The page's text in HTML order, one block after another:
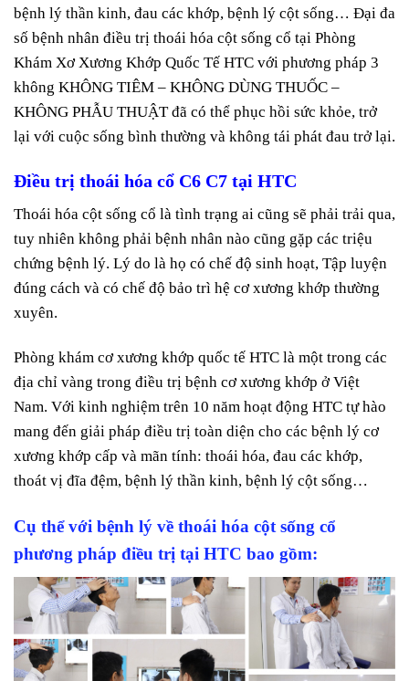
bệnh lý thần kinh, đau các khớp, bệnh lý cột sống… Đại đa
số bệnh nhân điều trị thoái hóa cột sống cổ tại Phòng
Khám Xơ Xương Khớp Quốc Tế HTC với phương pháp 3
không KHÔNG TIÊM – KHÔNG DÙNG THUỐC –
KHÔNG PHẪU THUẬT đã có thể phục hồi sức khỏe, trở
lại với cuộc sống bình thường và không tái phát đau trở lại.
Điều trị thoái hóa cổ C6 C7 tại HTC
Thoái hóa cột sống cổ là tình trạng ai cũng sẽ phải trải qua,
tuy nhiên không phải bệnh nhân nào cũng gặp các triệu
chứng bệnh lý. Lý do là họ có chế độ sinh hoạt, Tập luyện
đúng cách và có chế độ bảo trì hệ cơ xương khớp thường
xuyên.
Phòng khám cơ xương khớp quốc tế HTC là một trong các
địa chỉ vàng trong điều trị bệnh cơ xương khớp ở Việt
Nam. Với kinh nghiệm trên 10 năm hoạt động HTC tự hào
mang đến giải pháp điều trị toàn diện cho các bệnh lý cơ
xương khớp cấp và mãn tính: thoái hóa, đau các khớp,
thoát vị đĩa đệm, bệnh lý thần kinh, bệnh lý cột sống…
Cụ thể với bệnh lý về thoái hóa cột sống cổ
phương pháp điều trị tại HTC bao gồm: